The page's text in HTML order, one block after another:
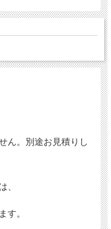
ん。別途お見積りし
、
す。